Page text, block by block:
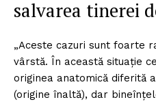
salvarea tinerei
„Aceste cazuri sunt foarte
vârstă. În această situație
originea anatomică diferită
(origine înaltă), dar